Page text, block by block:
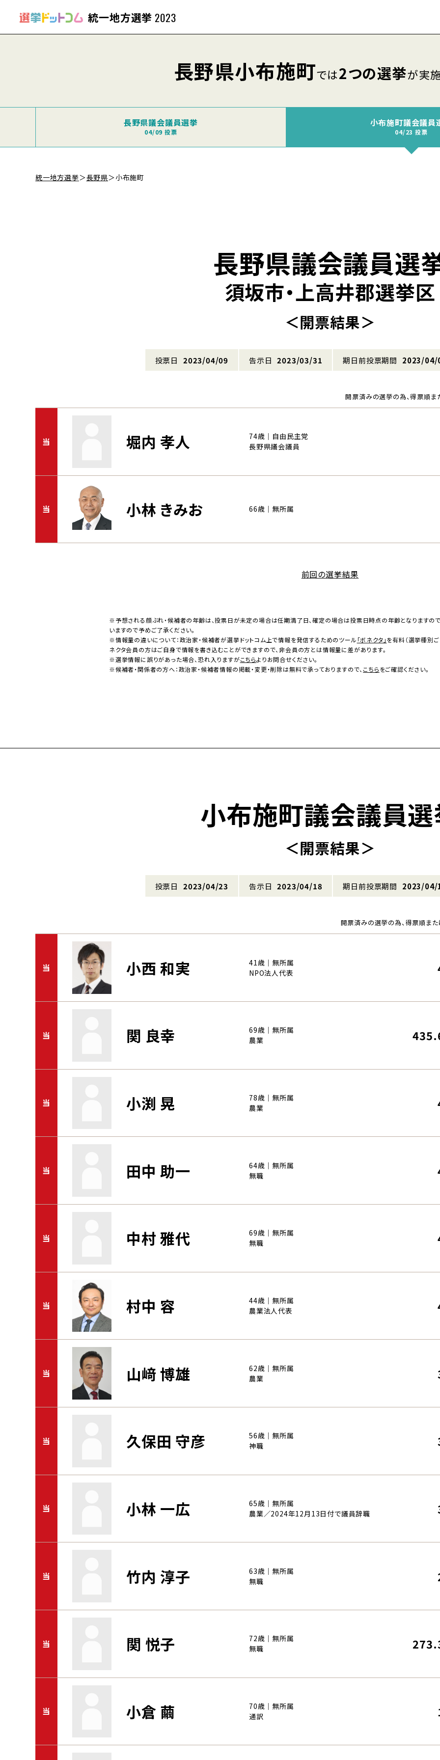
統一地方選挙 2023
長野県小布施町では2つの選挙が実
長野県議会議員選挙
04/09 投票
小布施町議会議員
04/23 投票
統一地方選挙＞長野県＞小布施町
長野県議会議員選
須坂市・上高井郡選挙区
＜開票結果＞
投票日 2023/04/09 告示日 2023/03/31 期日前投票期間 2023/04/
開票済みの選挙の為、得票順
当 堀内 孝人
74歳｜自由民主党
長野県議会議員
当 小林 きみお 66歳｜無所属
前回の選挙結果
※予想される顔ぶれ・候補者の年齢は、投票日が未定の場合は任期満了日、確定の場合は投票日時点の年齢となります
いますので予めご了承ください。
※情報量の違いについて：政治家・候補者が選挙ドットコム上で情報を発信するためのツール 「ボネクタ」を有料（選挙種別
ネクタ会員の方はご自身で情報を書き込むことができますので、非会員の方とは情報量に差があります。
※選挙情報に誤りがあった場合、恐れ入りますがこちらよりお問合せください。
※候補者・関係者の方へ：政治家・候補者情報の掲載・変更・削除は無料で承っておりますので、 こちらをご確認ください。
小布施町議会議員
＜開票結果＞
投票日 2023/04/23 告示日 2023/04/18 期日前投票期間 2023/04/
開票済みの選挙の為、得票順ま
当 小西 和実
41歳｜無所属
NPO法人代表
当 関 良幸
69歳｜無所属
農業
当 小渕 晃
78歳｜無所属
農業
当 田中 助一
64歳｜無所属
無職
当 中村 雅代
69歳｜無所属
無職
当 村中 容
44歳｜無所属
農業法人代表
当 山﨑 博雄
62歳｜無所属
農業
当 久保田 守彦
56歳｜無所属
神職
当 小林 一広
65歳｜無所属
農業／2024年12月13日付で議員辞職
当 竹内 淳子
63歳｜無所属
無職
当 関 悦子
72歳｜無所属
無職
当 小倉 繭
70歳｜無所属
通訳